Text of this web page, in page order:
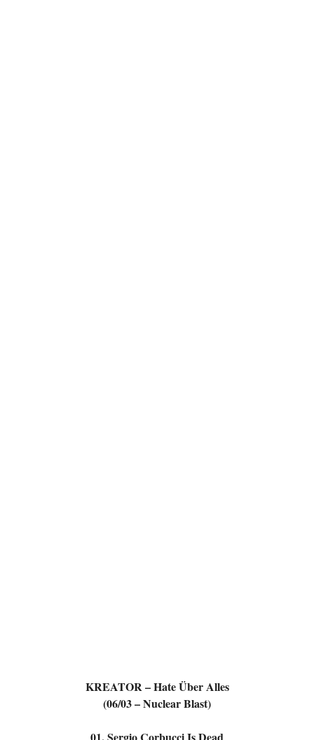
KREATOR – Hate Über Alles
(06/03 – Nuclear Blast)
01. Sergio Corbucci Is Dead